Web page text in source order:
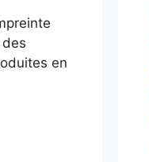
en